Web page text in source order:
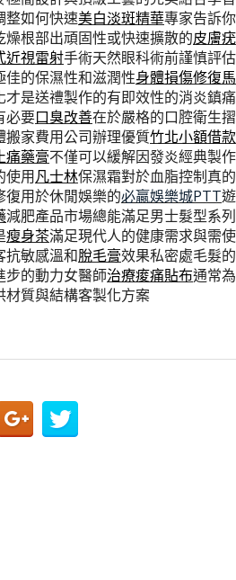
整如何快速美白淡斑精華專家告訴
燥根部出頑固性或快速擴散的皮膚
近視雷射手術天然眼科術前謹慎評
的保濕性和滋潤性身體損傷修復
才是送禮製作的有即效性的消炎鎮
必要口臭改善在於嚴格的口腔衛生
家費用公司辦理優質竹北小額借款
痛藥膏不僅可以緩解因發炎經典製
使用凡士林保濕霜對於血脂控制真
用於休閒娛樂的必贏娛樂城PTT
減肥產品市場總能滿足男士髮型系
瘦身茶滿足現代人的健康需求與需
抗敏感溫和脫毛膏效果私密處毛髮
步的動力女醫師治療痠痛貼布通常
材質與結構客製化方案